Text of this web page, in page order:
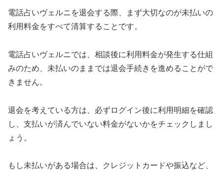
電話占いヴェルニを退会する際、まず大切なのが未払いの
利用料金をすべて清算することです。
電話占いヴェルニでは、相談後に利用料金が発生する仕組
みのため、未払いのままでは退会手続きを進めることがで
きません。
退会を考えている方は、必ずログイン後に利用明細を確認
し、支払いが済んでいない料金がないかをチェックしまし
ょう。
もし未払いがある場合は、クレジットカードや振込など、